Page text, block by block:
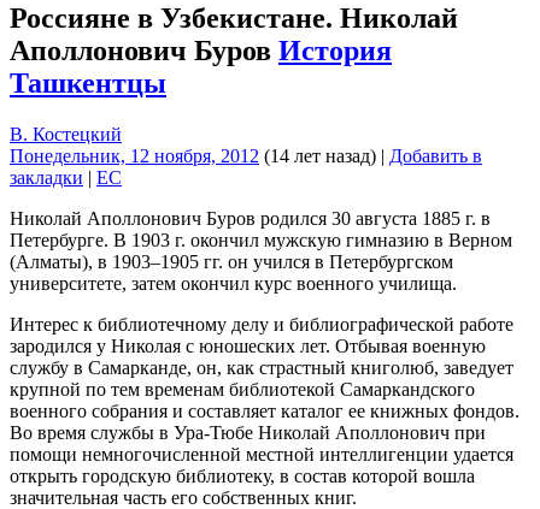
Россияне в Узбекистане. Николай
Аполлонович Буров История
Ташкентцы
В. Костецкий
Понедельник, 12 ноября, 2012 (14 лет назад) | Добавить в
закладки | EC
Николай Аполлонович Буров родился 30 августа 1885 г. в
Петербурге. В 1903 г. окончил мужскую гимназию в Верном
(Алматы), в 1903–1905 гг. он учился в Петербургском
университете, затем окончил курс военного училища.
Интерес к библиотечному делу и библиографической работе
зародился у Николая с юношеских лет. Отбывая военную
службу в Самарканде, он, как страстный книголюб, заведует
крупной по тем временам библиотекой Самаркандского
военного собрания и составляет каталог ее книжных фондов.
Во время службы в Ура-Тюбе Николай Аполлонович при
помощи немногочисленной местной интеллигенции удается
открыть городскую библиотеку, в состав которой вошла
значительная часть его собственных книг.